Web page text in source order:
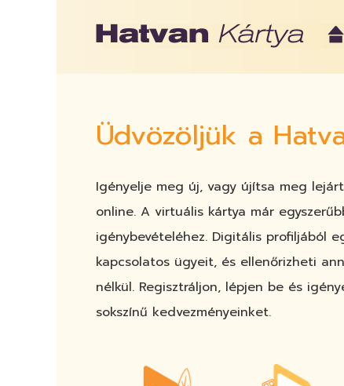
Üdvözöljük a
Igényelje meg új, vagy újítsa meg
online. A virtuális kártya már
igénybevételéhez. Digitális profiljából
kapcsolatos ügyeit, és ellenőrizheti
nélkül. Regisztráljon, lépjen be és
sokszínű kedvezményeinket.